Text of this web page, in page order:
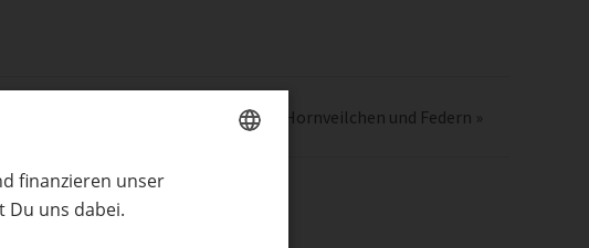
zarte Windlichter mit Hornveilchen und Federn »
finanzieren unser
Du uns dabei.